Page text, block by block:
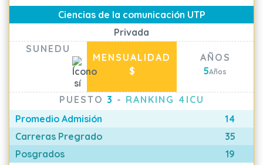
Ciencias de la comunicación UTP
Privada
SUNEDU
MENSUALIDAD
$
AÑOS
5Años
PUESTO 3 - RANKING 4ICU
Promedio Admisión
14
Carreras Pregrado
35
Posgrados
19